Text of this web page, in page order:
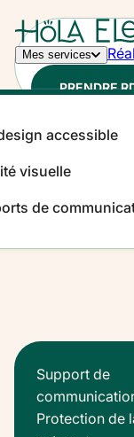
Mes services
accessible
visuelle
de
PRENDRE
Support de
Protection de